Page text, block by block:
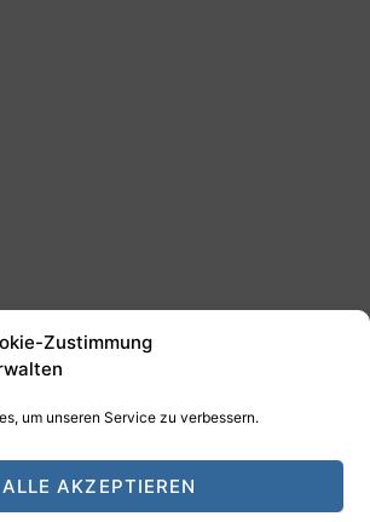
Zustimmung
um unseren Service zu verbessern.
ALLE AKZEPTIEREN
DESIGN - Digitale Medien